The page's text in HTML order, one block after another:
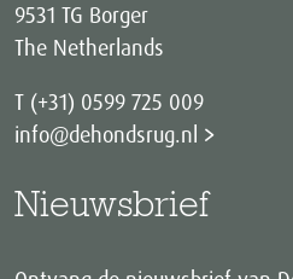
9531 TG Borger
The Netherlands
T (+31) 0599 725 009
info@dehondsrug.nl
Nieuwsbrief